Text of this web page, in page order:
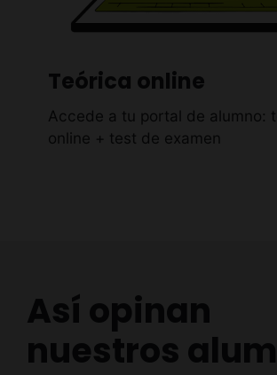
Teórica online
Accede a tu portal de alumno:
online + test de examen
Así opinan
nuestros